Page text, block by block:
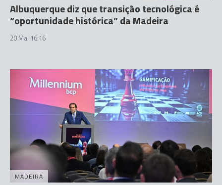
Albuquerque diz que transição tecnológica é
“oportunidade histórica” da Madeira
20 Mai 16:16
MADEIRA